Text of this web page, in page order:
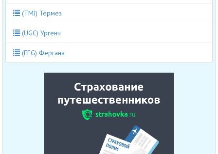
(TMJ) Термез
(UGC) Ургенч
(FEG) Фергана